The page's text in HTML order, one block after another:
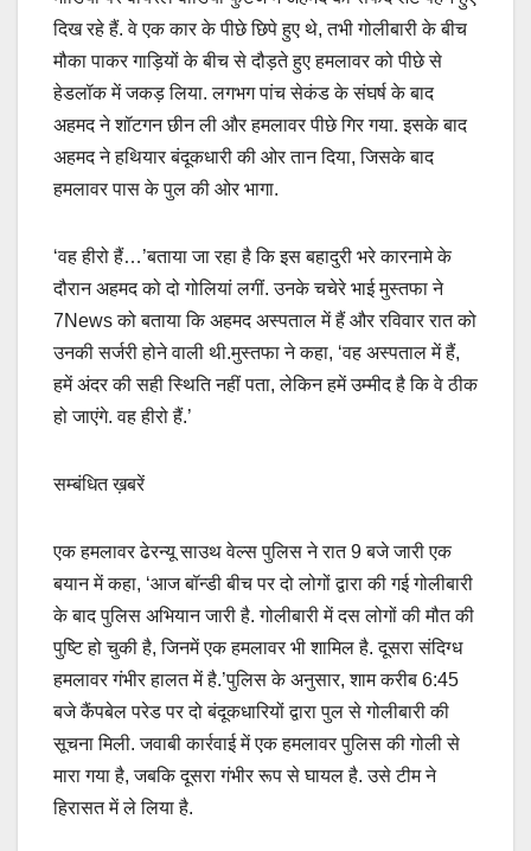
दिख रहे हैं. वे एक कार के पीछे छिपे हुए थे, तभी गोलीबारी के बीच
मौका पाकर गाड़ियों के बीच से दौड़ते हुए हमलावर को पीछे से
हेडलॉक में जकड़ लिया. लगभग पांच सेकंड के संघर्ष के बाद
अहमद ने शॉटगन छीन ली और हमलावर पीछे गिर गया. इसके बाद
अहमद ने हथियार बंदूकधारी की ओर तान दिया, जिसके बाद
हमलावर पास के पुल की ओर भागा.
‘वह हीरो हैं…’बताया जा रहा है कि इस बहादुरी भरे कारनामे के
दौरान अहमद को दो गोलियां लगीं. उनके चचेरे भाई मुस्तफा ने
7News को बताया कि अहमद अस्पताल में हैं और रविवार रात को
उनकी सर्जरी होने वाली थी.मुस्तफा ने कहा, ‘वह अस्पताल में हैं,
हमें अंदर की सही स्थिति नहीं पता, लेकिन हमें उम्मीद है कि वे ठीक
हो जाएंगे. वह हीरो हैं.’
सम्बंधित ख़बरें
एक हमलावर ढेरन्यू साउथ वेल्स पुलिस ने रात 9 बजे जारी एक
बयान में कहा, ‘आज बॉन्डी बीच पर दो लोगों द्वारा की गई गोलीबारी
के बाद पुलिस अभियान जारी है. गोलीबारी में दस लोगों की मौत की
पुष्टि हो चुकी है, जिनमें एक हमलावर भी शामिल है. दूसरा संदिग्ध
हमलावर गंभीर हालत में है.’पुलिस के अनुसार, शाम करीब 6:45
बजे कैंपबेल परेड पर दो बंदूकधारियों द्वारा पुल से गोलीबारी की
सूचना मिली. जवाबी कार्रवाई में एक हमलावर पुलिस की गोली से
मारा गया है, जबकि दूसरा गंभीर रूप से घायल है. उसे टीम ने
हिरासत में ले लिया है.